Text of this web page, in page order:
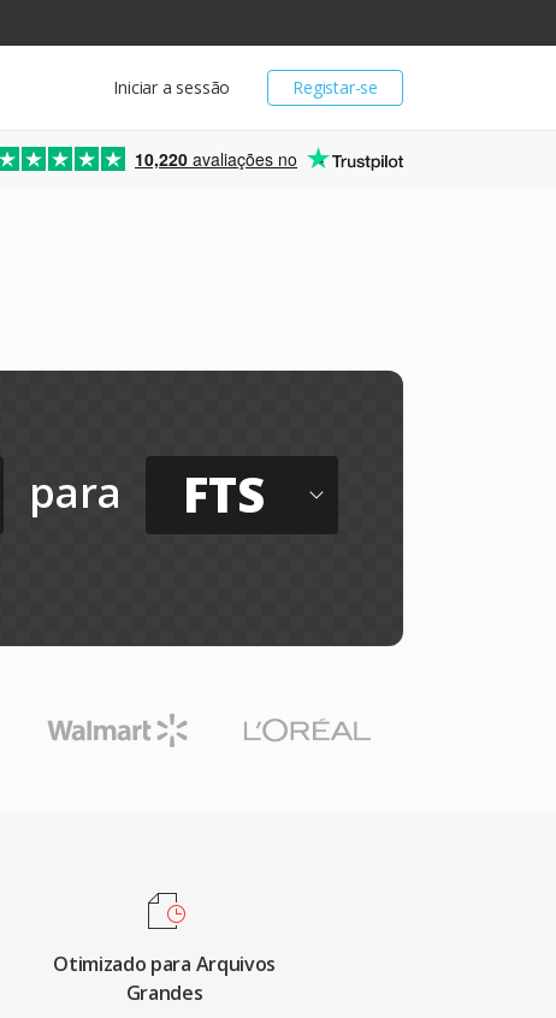
Registar-se
Iniciar a sessão
10,220 avaliações no
para FTS
Otimizado para Arquivos
Grandes